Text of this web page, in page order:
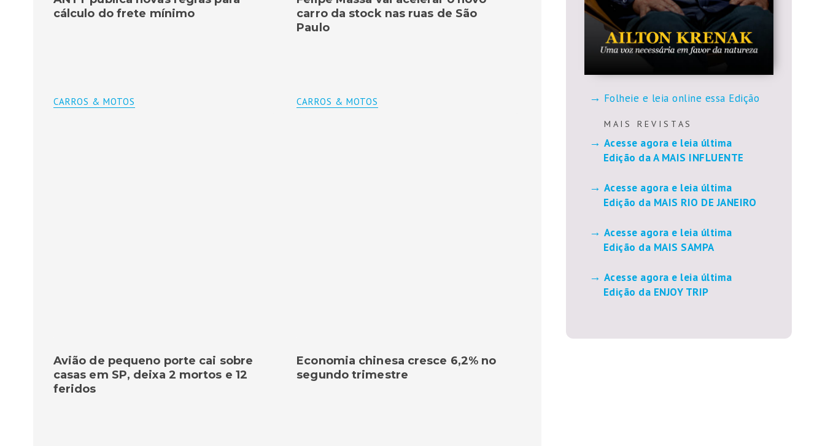
carro da stock nas ruas de São
Paulo
cálculo do frete mínimo
CARROS & MOTOS
Economia chinesa cresce 6,2% no
segundo trimestre
CARROS & MOTOS
Avião de pequeno porte cai sobre
casas em SP, deixa 2 mortos e 12
feridos
Folheie e leia online essa Edição
M A I S R E V I S T A S
Acesse agora e leia última
Edição da A MAIS INFLUENTE
Acesse agora e leia última
Edição da MAIS RIO DE JANEIRO
Acesse agora e leia última
Edição da MAIS SAMPA
Acesse agora e leia última
Edição da ENJOY TRIP